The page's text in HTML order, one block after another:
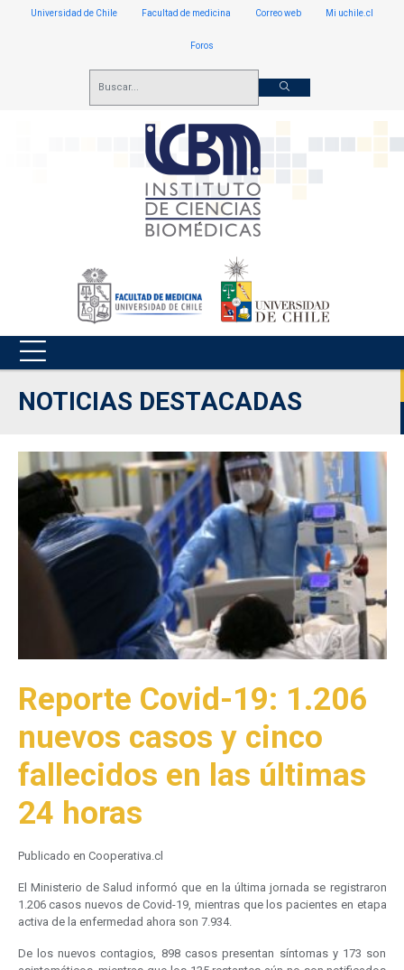
Universidad de Chile Facultad de medicina Correo web Mi uchile.cl
Foros
NOTICIAS DESTACADAS
Reporte Covid-19: 1.206
nuevos casos y cinco
fallecidos en las últimas
24 horas
Publicado en Cooperativa.cl
El Ministerio de Salud informó que en la última jornada se registraron
1.206 casos nuevos de Covid-19, mientras que los pacientes en etapa
activa de la enfermedad ahora son 7.934.
De los nuevos contagios, 898 casos presentan síntomas y 173 son